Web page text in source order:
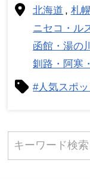
北海道 札
ニセコ・ル
函館・湯の
釧路・阿寒
#人気スポッ